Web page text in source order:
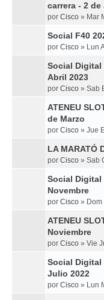
carrera - 2
por Cisco » Mar
Social F40
por Cisco » Lun
Social Digital
Abril 2023
por Cisco » Sab
ATENEU
de Marzo
por Cisco » Jue
LA MARATÓ
por Cisco » Sab
Social Digital
Novembre
por Cisco »
ATENEU
Noviembre
por Cisco » Vie
Social Digital
Julio 2022
por Cisco » Lun